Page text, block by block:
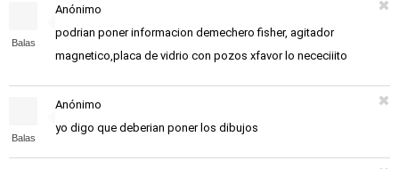
Balas
Anónimo
podrian poner informacion demechero fisher, agitador
magnetico,placa de vidrio con pozos xfavor lo nececiiito
Balas
Anónimo
yo digo que deberian poner los dibujos